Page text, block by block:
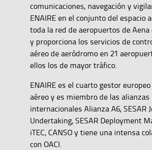
comunicaciones, navegación y
ENAIRE en el conjunto del espacio
toda la red de aeropuertos de Aena
y proporciona los servicios de
aéreo de aeródromo en 21
ellos los de mayor tráfico.
ENAIRE es el cuarto gestor
aéreo y es miembro de las alianzas
internacionales Alianza A6, SESAR
Undertaking, SESAR Deployment
iTEC, CANSO y tiene una intensa
con OACI.